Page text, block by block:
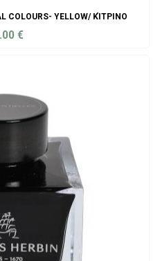
COLOURS- YELLOW/ ΚΊΤΡΙΝΟ
€